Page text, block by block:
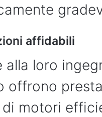
affidabili
alla loro
offrono
motori